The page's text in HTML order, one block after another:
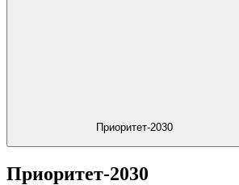
Приоритет-2030
Приоритет-2030